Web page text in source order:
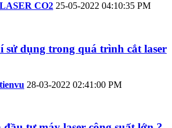
LASER CO2 25-05-2022 04:10:35 PM
sử dụng trong quá trình cắt laser
tienvu 28-03-2022 02:41:00 PM